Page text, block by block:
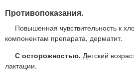
Противопоказания.
Повышенная чувствительность к
компонентам препарата, дерматит.
С осторожностью. Детский
лактации.